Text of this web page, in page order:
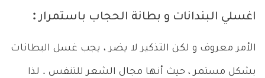
اغسلي البندانات و بطانة الحجاب باستمرار :
الأمر معروف و لكن التذكير لا يضر ، يجب غسل البطانات
بشكل مستمر ، حيث أنها مجال الشعر للتنفس . لذا